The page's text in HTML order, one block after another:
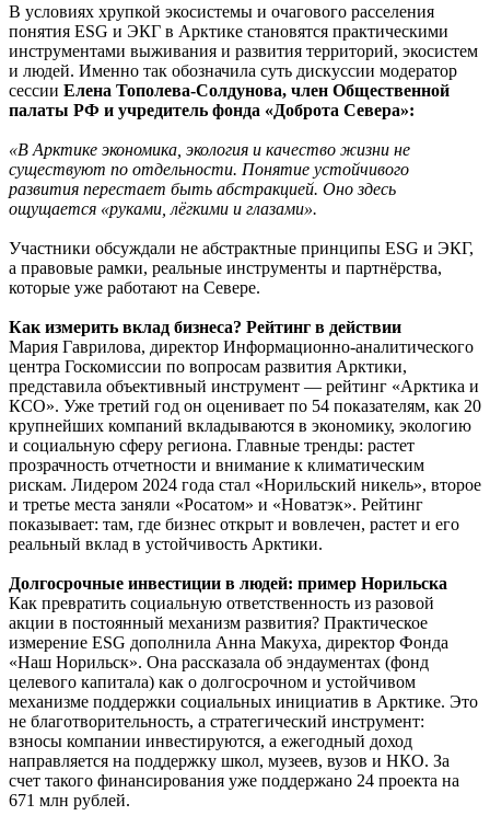
В условиях хрупкой экосистемы и очагового расселения
понятия ESG и ЭКГ в Арктике становятся практическими
инструментами выживания и развития территорий, экосистем
и людей. Именно так обозначила суть дискуссии модератор
сессии Елена Тополева-Солдунова, член Общественной
палаты РФ и учредитель фонда «Доброта Севера»:
«В Арктике экономика, экология и качество жизни не
существуют по отдельности. Понятие устойчивого
развития перестает быть абстракцией. Оно здесь
ощущается «руками, лёгкими и глазами».
Участники обсуждали не абстрактные принципы ESG и ЭКГ,
а правовые рамки, реальные инструменты и партнёрства,
которые уже работают на Севере.
Как измерить вклад бизнеса? Рейтинг в действии
Мария Гаврилова, директор Информационно-аналитического
центра Госкомиссии по вопросам развития Арктики,
представила объективный инструмент — рейтинг «Арктика и
КСО». Уже третий год он оценивает по 54 показателям, как 20
крупнейших компаний вкладываются в экономику, экологию
и социальную сферу региона. Главные тренды: растет
прозрачность отчетности и внимание к климатическим
рискам. Лидером 2024 года стал «Норильский никель», второе
и третье места заняли «Росатом» и «Новатэк». Рейтинг
показывает: там, где бизнес открыт и вовлечен, растет и его
реальный вклад в устойчивость Арктики.
Долгосрочные инвестиции в людей: пример Норильска
Как превратить социальную ответственность из разовой
акции в постоянный механизм развития? Практическое
измерение ESG дополнила Анна Макуха, директор Фонда
«Наш Норильск». Она рассказала об эндаументах (фонд
целевого капитала) как о долгосрочном и устойчивом
механизме поддержки социальных инициатив в Арктике. Это
не благотворительность, а стратегический инструмент:
взносы компании инвестируются, а ежегодный доход
направляется на поддержку школ, музеев, вузов и НКО. За
счет такого финансирования уже поддержано 24 проекта на
671 млн рублей.